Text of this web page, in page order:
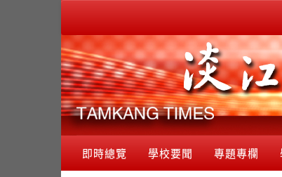
即時總覽 學校要聞 專題專欄